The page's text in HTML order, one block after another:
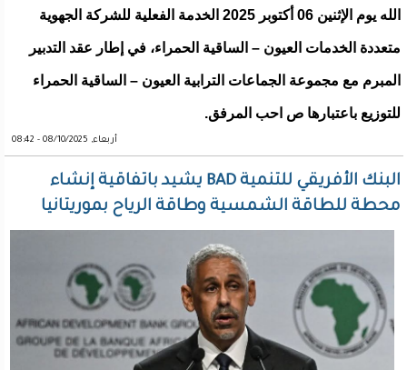
الله يوم الإثنين 06 أكتوبر 2025 الخدمة الفعلية للشركة الجهوية
متعددة الخدمات العيون – الساقية الحمراء، في إطار عقد التدبير
المبرم مع مجموعة الجماعات الترابية العيون – الساقية الحمراء
للتوزيع باعتبارها ص احب المرفق.
أربعاء, 08/10/2025 - 08:42
البنك الأفريقي للتنمية BAD يشيد باتفاقية إنشاء
محطة للطاقة الشمسية وطاقة الرياح بموريتانيا